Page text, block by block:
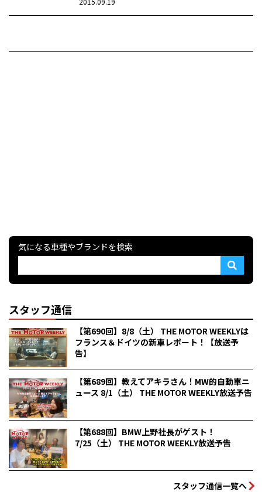
気になる車種やブランドを検索
スタッフ通信
【第690回】8/8（土） THE MOTOR WEEKLYは
フランス＆ドイツの新車レポート！【放送予
告】
【第689回】教えてアキラさん！MW的自動車ニ
ュース 8/1（土） THE MOTOR WEEKLY放送予告
【第688回】BMW上野社長がゲスト！
7/25（土） THE MOTOR WEEKLY放送予告
スタッフ通信一覧へ